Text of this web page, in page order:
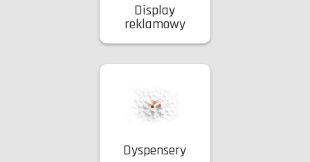
Display
reklamowy
Dyspensery